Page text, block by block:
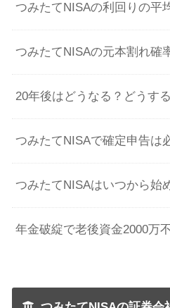
つみたてNISAの利回りの平
つみたてNISAの元本割れ確
20年後はどうなる？どうす
つみたてNISAで確定申告は
つみたてNISAはいつから始
年金破綻で老後資金2000万